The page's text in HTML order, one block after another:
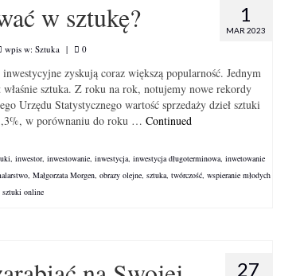
1
MAR 2023
w sztukę?
wpis w:Sztuka | 0
zyskują coraz większą popularność. Jednym
sztuka. Z roku na rok, notujemy nowe rekordy
Urzędu Statystycznego wartość sprzedaży dzieł sztuki
w porównaniu do roku …Continued
,inwestor,inwestowanie,inwestycja,inwestycja długoterminowa,inwetowanie
,Małgorzata Morgen,obrazy olejne,sztuka,twórczość,wspieranie młodych
sztuki online
27